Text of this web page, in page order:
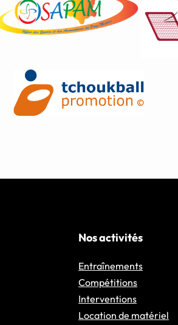
Nos activités
Entraînements
Compétitions
Interventions
Location de matériel